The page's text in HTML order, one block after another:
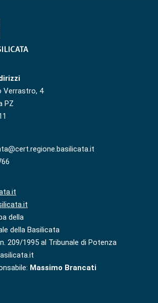
Verrastro, 4
PZ
della
della Basilicata
209/1995 al Tribunale di Potenza
Massimo Brancati